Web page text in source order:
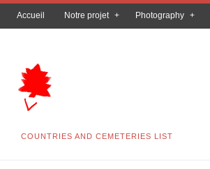
Accueil Notre projet Photography
COUNTRIES AND CEMETERIES LIST